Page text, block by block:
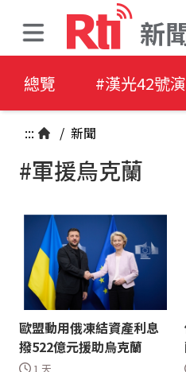
新
總覽 #漢光42號
::: / 新聞
#軍援烏克蘭
歐盟動用俄凍結資產利息
撥522億元援助烏克蘭
1 天